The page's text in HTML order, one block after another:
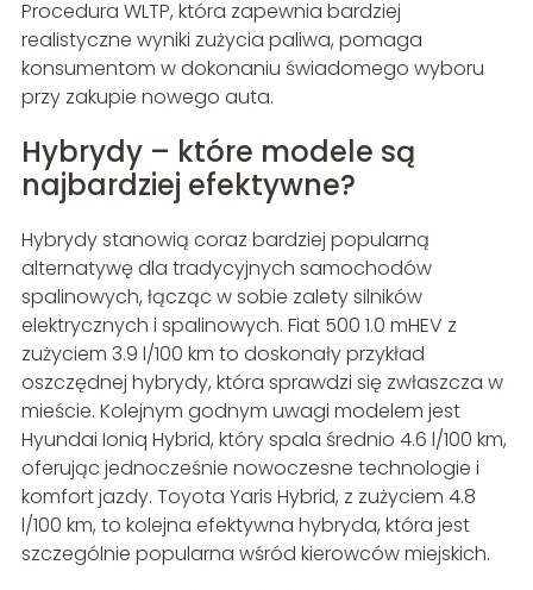
Procedura WLTP, która zapewnia bardziej
realistyczne wyniki zużycia paliwa, pomaga
konsumentom w dokonaniu świadomego wyboru
przy zakupie nowego auta.
Hybrydy – które modele są
najbardziej efektywne?
Hybrydy stanowią coraz bardziej popularną
alternatywę dla tradycyjnych samochodów
spalinowych, łącząc w sobie zalety silników
elektrycznych i spalinowych. Fiat 500 1.0 mHEV z
zużyciem 3.9 l/100 km to doskonały przykład
oszczędnej hybrydy, która sprawdzi się zwłaszcza w
mieście. Kolejnym godnym uwagi modelem jest
Hyundai Ioniq Hybrid, który spala średnio 4.6 l/100 km,
oferując jednocześnie nowoczesne technologie i
komfort jazdy. Toyota Yaris Hybrid, z zużyciem 4.8
l/100 km, to kolejna efektywna hybryda, która jest
szczególnie popularna wśród kierowców miejskich.